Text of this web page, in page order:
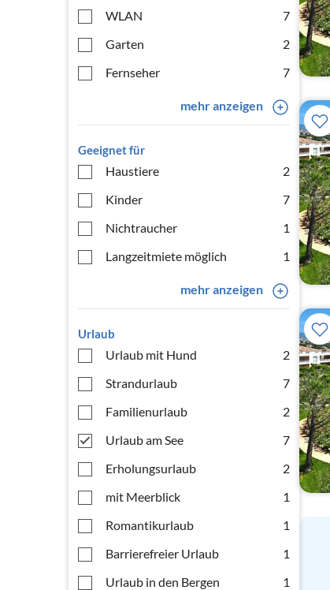
WLAN
7
Garten
2
Fernseher
7
mehr anzeigen
Geeignet für
Haustiere
2
Kinder
7
Nichtraucher
1
Langzeitmiete möglich
1
mehr anzeigen
Urlaub
Urlaub mit Hund
2
Strandurlaub
7
Familienurlaub
2
Urlaub am See
7
Erholungsurlaub
2
mit Meerblick
1
Romantikurlaub
1
Barrierefreier Urlaub
1
Urlaub in den Bergen
1